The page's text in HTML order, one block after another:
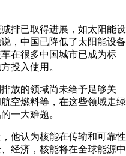
排已取得进展，如太阳能设
，中国已降低了太阳能设备
在很多中国城市已成为标
投入使用。
放的领域尚未给予足够关
空燃料等，在这些领域走绿
一大难题。
他认为核能在传输和可靠性
经济，核能将在全球能源中